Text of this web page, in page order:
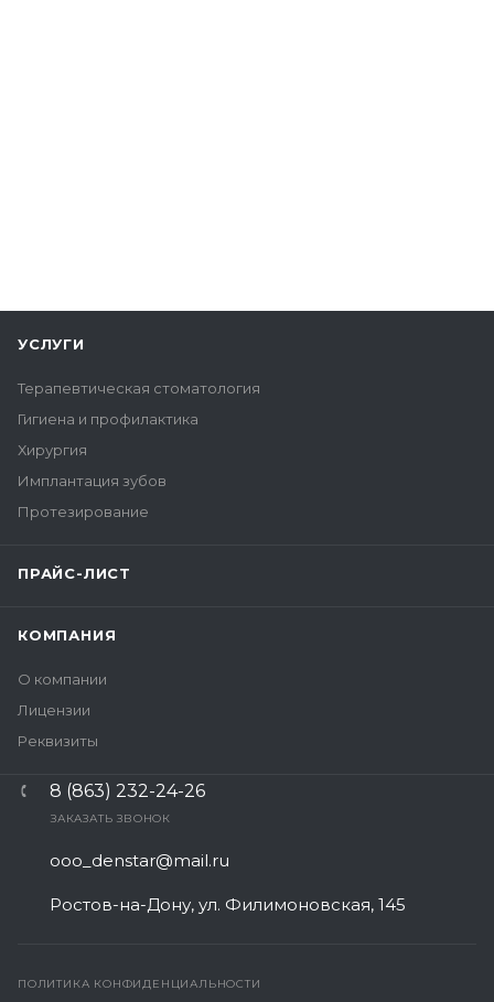
УСЛУГИ
Терапевтическая стоматология
Гигиена и профилактика
Хирургия
Имплантация зубов
Протезирование
ПРАЙС-ЛИСТ
КОМПАНИЯ
О компании
Лицензии
Реквизиты
8 (863) 232-24-26
ЗАКАЗАТЬ ЗВОНОК
ooo_denstar@mail.ru
Ростов-на-Дону, ул. Филимоновская, 145
ПОЛИТИКА КОНФИДЕНЦИАЛЬНОСТИ